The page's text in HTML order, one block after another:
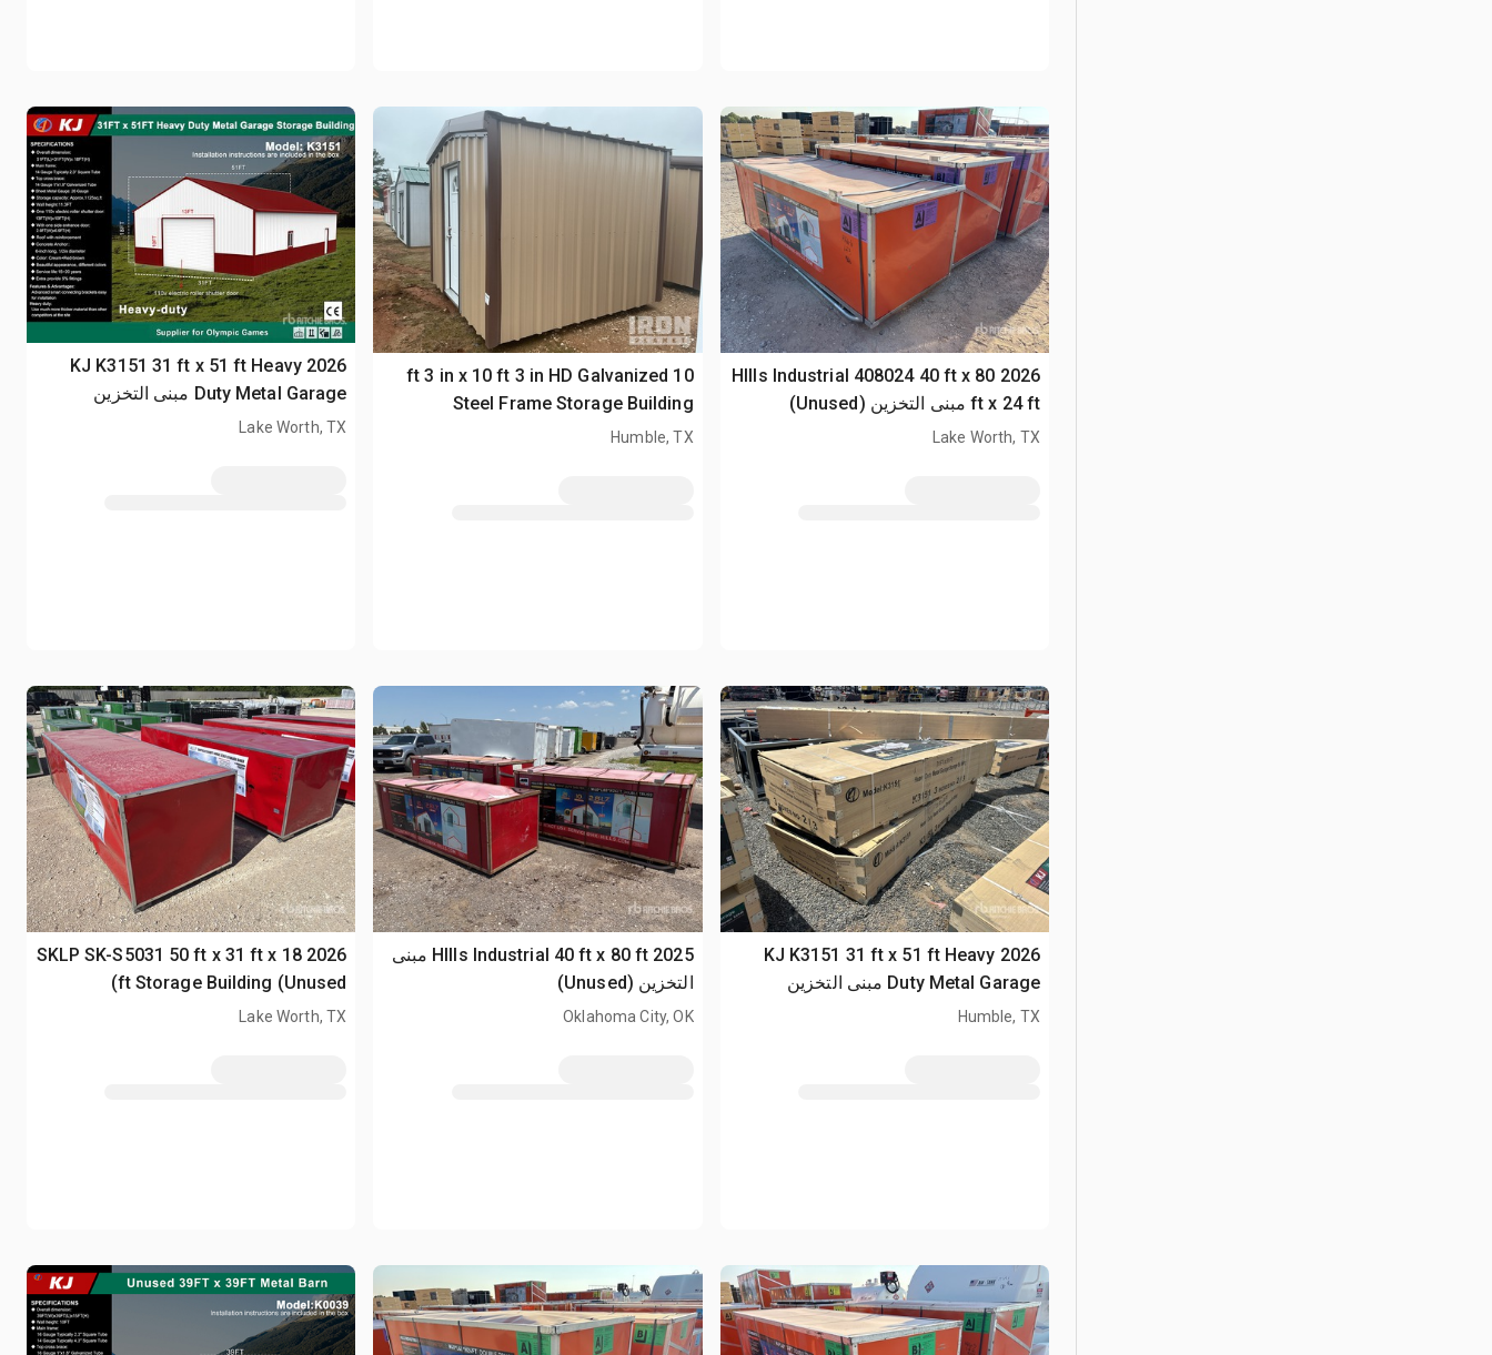
2026 HIlls Industrial 408024 40 ft x 80
ft x 24 ft مبنى التخزين (Unused)
Lake Worth, TX
10 ft 3 in x 10 ft 3 in HD Galvanized
Steel Frame Storage Building
Humble, TX
2026 KJ K3151 31 ft x 51 ft Heavy
Duty Metal Garage مبنى التخزين
(Unused)
Lake Worth, TX
2026 KJ K3151 31 ft x 51 ft Heavy
Duty Metal Garage مبنى التخزين
(Unused)
Humble, TX
2025 HIlls Industrial 40 ft x 80 ft مبنى
التخزين (Unused)
Oklahoma City, OK
2026 SKLP SK-S5031 50 ft x 31 ft x 18
ft Storage Building (Unused)
Lake Worth, TX